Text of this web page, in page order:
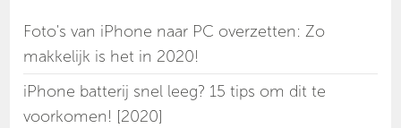
Foto's van iPhone naar PC overzetten: Zo
makkelijk is het in 2020!
iPhone batterij snel leeg? 15 tips om dit te
voorkomen! [2020]